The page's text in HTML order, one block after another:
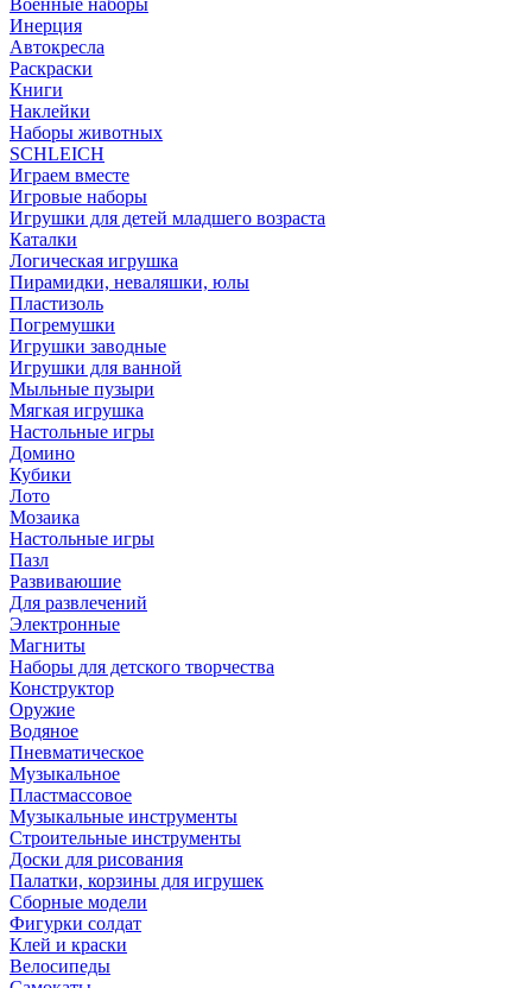
Военные наборы
Инерция
Автокресла
Раскраски
Книги
Наклейки
Наборы животных
SCHLEICH
Играем вместе
Игровые наборы
Игрушки для детей младшего возраста
Каталки
Логическая игрушка
Пирамидки, неваляшки, юлы
Пластизоль
Погремушки
Игрушки заводные
Игрушки для ванной
Мыльные пузыри
Мягкая игрушка
Настольные игры
Домино
Кубики
Лото
Мозаика
Настольные игры
Пазл
Развиваюшие
Для развлечений
Электронные
Магниты
Наборы для детского творчества
Конструктор
Оружие
Водяное
Пневматическое
Музыкальное
Пластмассовое
Музыкальные инструменты
Строительные инструменты
Доски для рисования
Палатки, корзины для игрушек
Сборные модели
Фигурки солдат
Клей и краски
Велосипеды